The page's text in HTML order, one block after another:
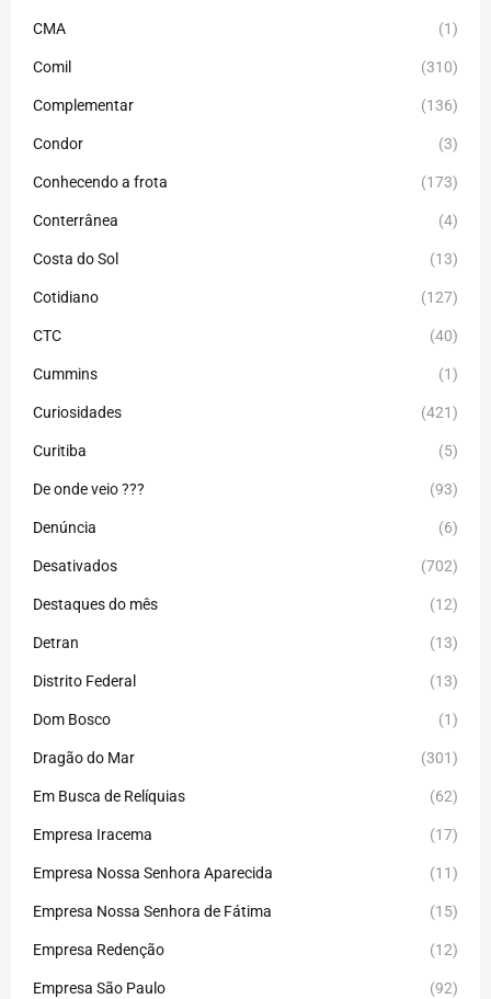
CMA (1)
Comil (310)
Complementar (136)
Condor (3)
Conhecendo a frota (173)
Conterrânea (4)
Costa do Sol (13)
Cotidiano (127)
CTC (40)
Cummins (1)
Curiosidades (421)
Curitiba (5)
De onde veio ??? (93)
Denúncia (6)
Desativados (702)
Destaques do mês (12)
Detran (13)
Distrito Federal (13)
Dom Bosco (1)
Dragão do Mar (301)
Em Busca de Relíquias (62)
Empresa Iracema (17)
Empresa Nossa Senhora Aparecida (11)
Empresa Nossa Senhora de Fátima (15)
Empresa Redenção (12)
Empresa São Paulo (92)